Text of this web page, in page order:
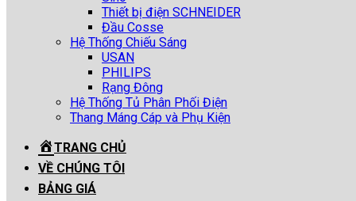
Thiết bị điện SCHNEIDER
Đầu Cosse
Hệ Thống Chiếu Sáng
USAN
PHILIPS
Rạng Đông
Hệ Thống Tủ Phân Phối Điện
Thang Máng Cáp và Phụ Kiện
TRANG CHỦ
VỀ CHÚNG TÔI
BẢNG GIÁ